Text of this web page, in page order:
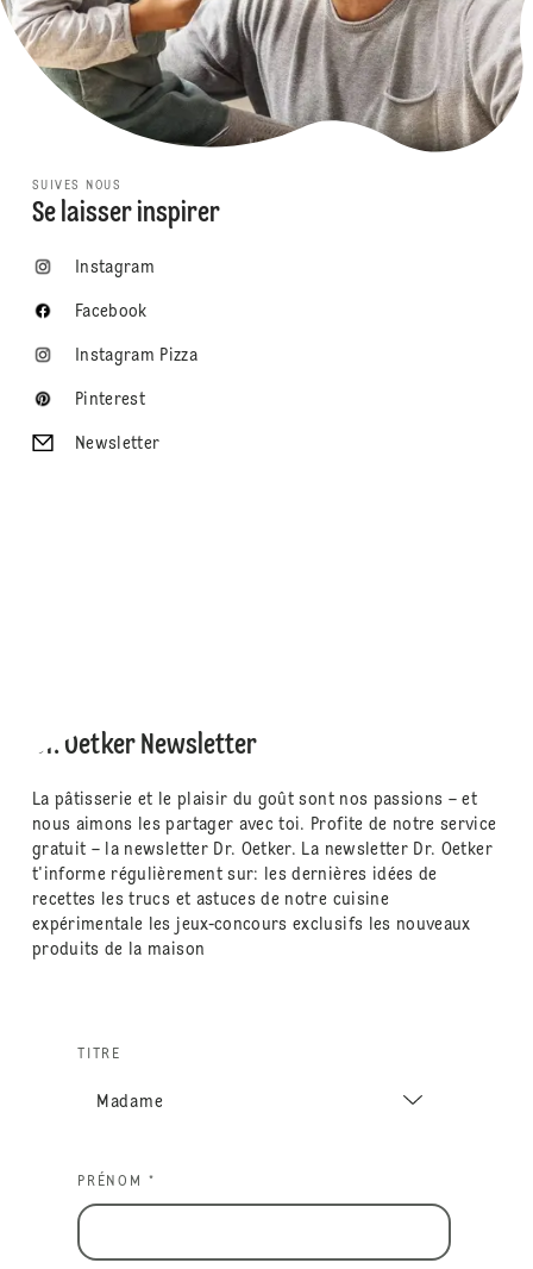
SUIVES NOUS
Se laisser inspirer
Instagram
Facebook
Instagram Pizza
Pinterest
Newsletter
Dr. Oetker Newsletter
La pâtisserie et le plaisir du goût sont nos passions – et
nous aimons les partager avec toi. Profite de notre service
gratuit – la newsletter Dr. Oetker. La newsletter Dr. Oetker
t'informe régulièrement sur: les dernières idées de
recettes les trucs et astuces de notre cuisine
expérimentale les jeux-concours exclusifs les nouveaux
produits de la maison
TITRE
PRÉNOM *